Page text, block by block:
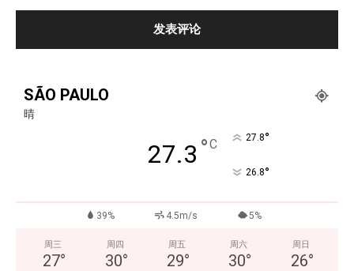
SÃO PAULO
晴
27.3 °C 27.8°
26.8°
39% 4.5m/s 5%
周三
27°
周四
30°
周五
29°
周六
30°
周日
26°